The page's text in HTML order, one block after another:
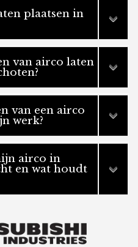
plaatsen in
van airco laten
van een airco
werk?
airco in
en wat houdt